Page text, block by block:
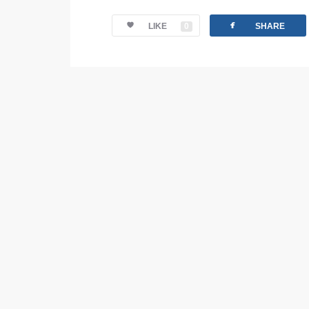
LIKE 0 facebook SHARE